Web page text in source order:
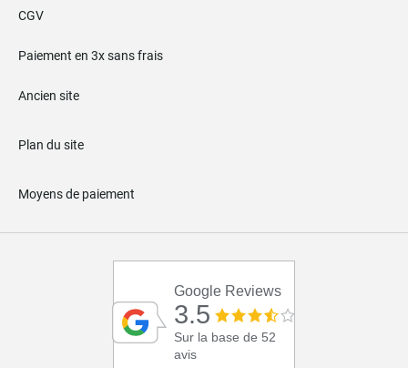
CGV
Paiement en 3x sans frais
Ancien site
Plan du site
Moyens de paiement
Google Reviews
3.5
Sur la base de 52
avis